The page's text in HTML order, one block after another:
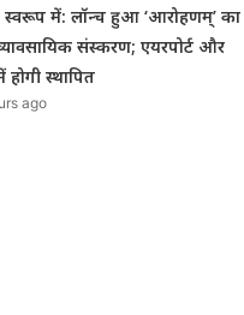
स्वरूप में: लॉन्च हुआ ‘आरोहणम्’ का
संस्करण; एयरपोर्ट और
होगी स्थापित
ago